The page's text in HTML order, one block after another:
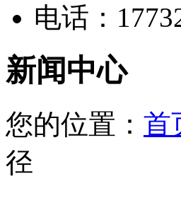
电话：
新闻中心
您的位置： 首
径